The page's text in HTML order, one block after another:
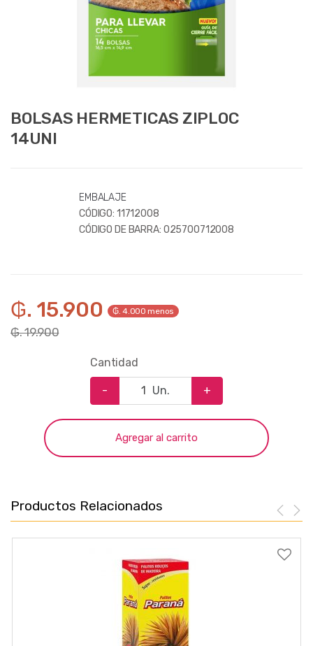
BOLSAS HERMETICAS ZIPLOC
14UNI
EMBALAJE
CÓDIGO: 11712008
CÓDIGO DE BARRA: 025700712008
₲. 15.900 ₲. 4.000 menos
₲. 19.900
Cantidad
- Un. +
Agregar al carrito
Productos Relacionados